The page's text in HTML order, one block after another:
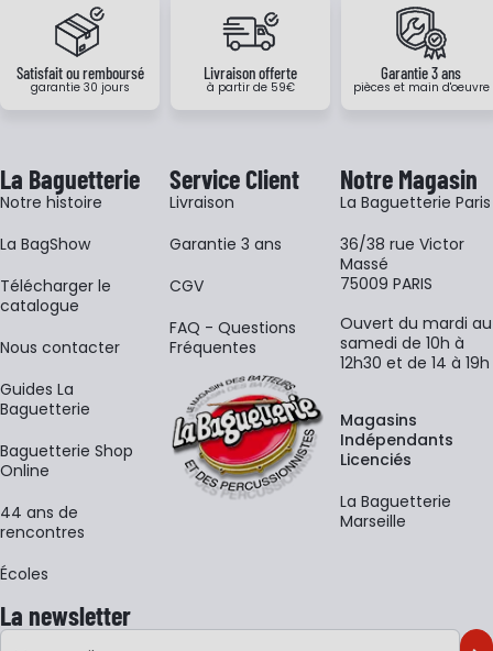
Satisfait ou remboursé
garantie 30 jours
Livraison offerte
à partir de 59€
Garantie 3 ans
pièces et main d'oeuvre
La Baguetterie
Notre histoire
La BagShow
​Télécharger le
catalogue
Nous contacter
Guides La
Baguetterie
Baguetterie Shop
Online
44 ans de
rencontres
Écoles
Service Client
Livraison
Garantie 3 ans
CGV
FAQ - Questions
Fréquentes
Notre Magasin
La Baguetterie Paris
36/38 rue Victor
Massé
75009 PARIS
Ouvert du mardi au
samedi de 10h à
12h30 et de 14 à 19h
Magasins
Indépendants
Licenciés
La Baguetterie
Marseille
La newsletter
Adresse e-mail